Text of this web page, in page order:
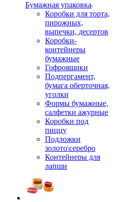
Бумажная упаковка
Коробки для торта,
пирожных,
выпечки, десертов
Коробки-
контейнеры
бумажные
Гофроящики
Подпергамент,
бумага оберточная,
уголки
Формы бумажные,
салфетки ажурные
Коробки под
пиццу
Подложки
золото\серебро
Контейнеры для
лапши